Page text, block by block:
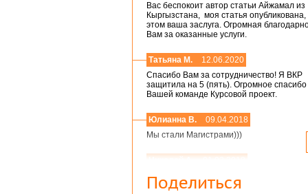
Вас беспокоит автор статьи Айжамал из
Кыргызстана, моя статья опубликована,
этом ваша заслуга. Огромная
Вам за оказанные услуги.
Татьяна М.
12.06.2020
Спасибо Вам за сотрудничество! Я ВКР
защитила на 5 (пять). Огромное
Вашей команде Курсовой проект.
Юлианна В.
09.04.2018
Мы стали Магистрами)))
Мария,добрый день! Спасибо большое.
Защитился на 4!всего доброго
Поделиться